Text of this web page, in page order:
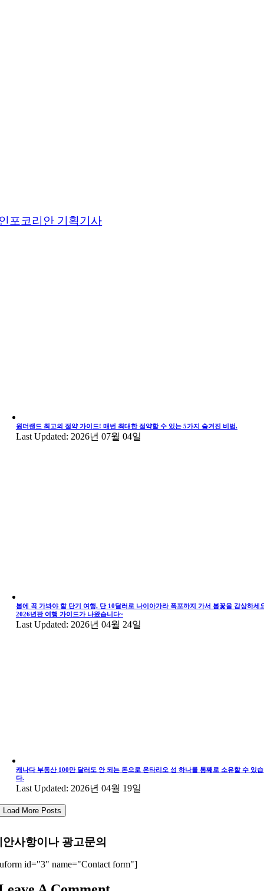
포코리안 기획기사
원더랜드 최고의 절약 가이드! 매번 최대한 절약할 수 있는 5가지 숨겨진 비법.
Last Updated: 2026년 07월 04일
봄에 꼭 가봐야 할 단기 여행, 단 10달러로 나이아가라 폭포까지 가서 봄꽃을 감상하세
2026년판 여행 가이드가 나왔습니다~
Last Updated: 2026년 04월 24일
캐나다 부동산 100만 달러도 안 되는 돈으로 온타리오 섬 하나를 통째로 소유할 수 있
다.
Last Updated: 2026년 04월 19일
Load More Posts
안사항이나 광고문의
id="3" name="Contact form"]